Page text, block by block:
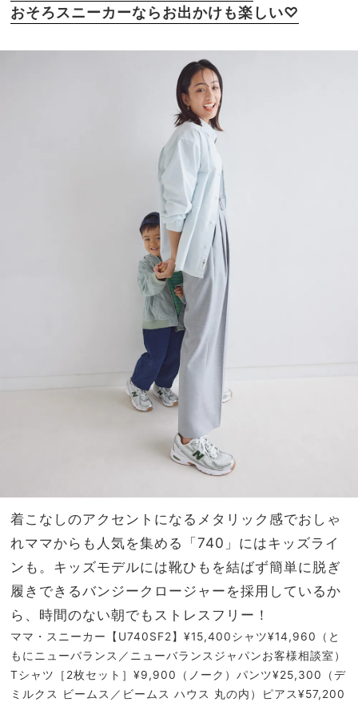
おそろスニーカーならお出かけも楽しい♡
着こなしのアクセントになるメタリック感でおしゃ
れママからも人気を集める「740」にはキッズライ
ンも。キッズモデルには靴ひもを結ばず簡単に脱ぎ
履きできるバンジークロージャーを採用しているか
ら、時間のない朝でもストレスフリー！
ママ・スニーカー【U740SF2】¥15,400シャツ¥14,960（と
もにニューバランス／ニューバランスジャパンお客様相談室）
Tシャツ［2枚セット］¥9,900（ノーク）パンツ¥25,300（デ
ミルクス ビームス／ビームス ハウス 丸の内）ピアス¥57,200